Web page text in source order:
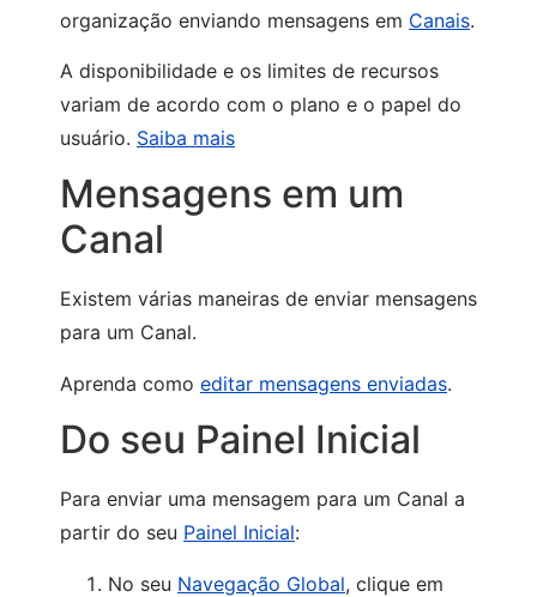
organização enviando mensagens em Canais.
A disponibilidade e os limites de recursos
variam de acordo com o plano e o papel do
usuário. Saiba mais
Mensagens em um
Canal
Existem várias maneiras de enviar mensagens
para um Canal.
Aprenda como editar mensagens enviadas.
Do seu Painel Inicial
Para enviar uma mensagem para um Canal a
partir do seu Painel Inicial:
No seu Navegação Global, clique em